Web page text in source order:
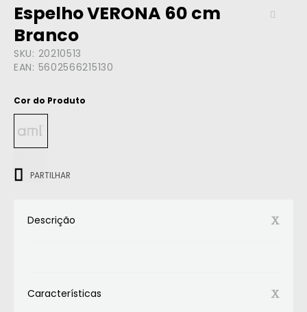
Espelho VERONA 60 cm
Branco
SKU: 20210513
EAN: 5602566215130
Cor do Produto
PARTILHAR
Descrição
Características